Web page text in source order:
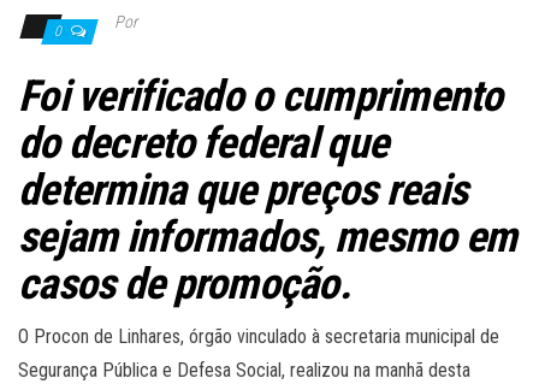
0 Por
Foi verificado o cumprimento
do decreto federal que
determina que preços reais
sejam informados, mesmo em
casos de promoção.
O Procon de Linhares, órgão vinculado à secretaria municipal de
Segurança Pública e Defesa Social, realizou na manhã desta